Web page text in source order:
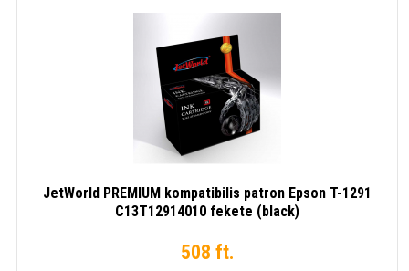
JetWorld PREMIUM kompatibilis patron Epson T-1291
C13T12914010 fekete (black)
508 ft.